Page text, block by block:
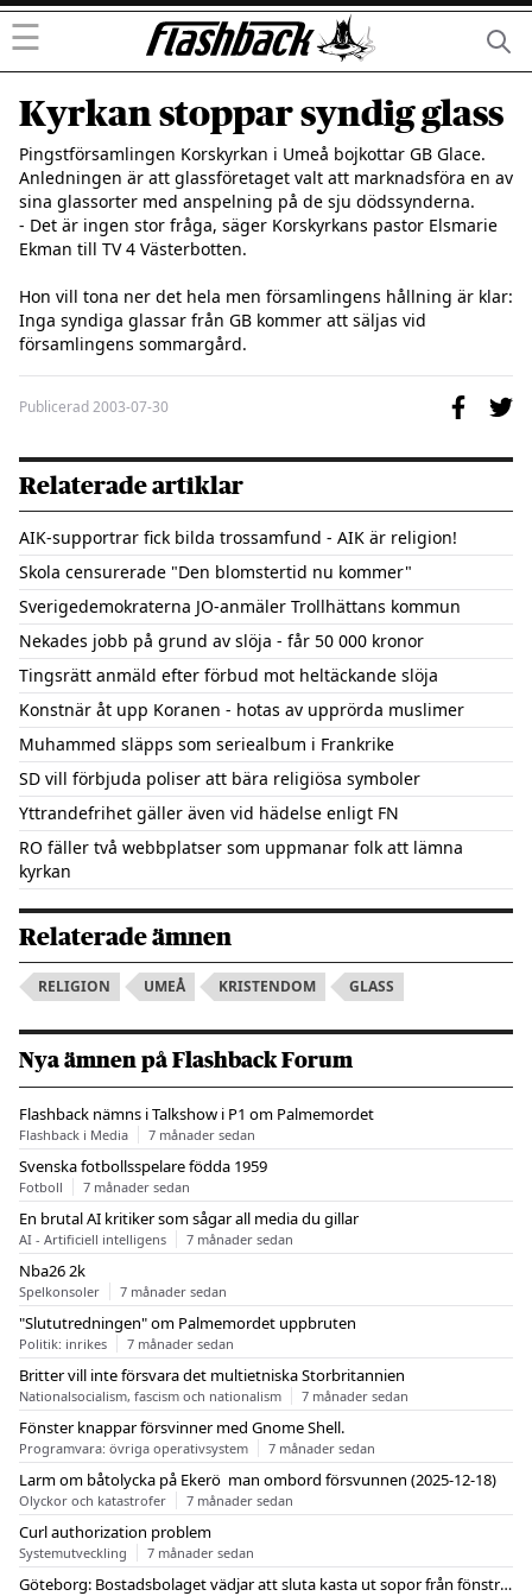
☰
Kyrkan stoppar syndig glass
Pingstförsamlingen Korskyrkan i Umeå bojkottar GB Glace.
Anledningen är att glassföretaget valt att marknadsföra en av
sina glassorter med anspelning på de sju dödssynderna.
- Det är ingen stor fråga, säger Korskyrkans pastor Elsmarie
Ekman till TV 4 Västerbotten.
Hon vill tona ner det hela men församlingens hållning är klar:
Inga syndiga glassar från GB kommer att säljas vid
församlingens sommargård.
Publicerad2003-07-30
Relaterade artiklar
AIK-supportrar fick bilda trossamfund - AIK är religion!
Skola censurerade "Den blomstertid nu kommer"
Sverigedemokraterna JO-anmäler Trollhättans kommun
Nekades jobb på grund av slöja - får 50 000 kronor
Tingsrätt anmäld efter förbud mot heltäckande slöja
Konstnär åt upp Koranen - hotas av upprörda muslimer
Muhammed släpps som seriealbum i Frankrike
SD vill förbjuda poliser att bära religiösa symboler
Yttrandefrihet gäller även vid hädelse enligt FN
RO fäller två webbplatser som uppmanar folk att lämna
kyrkan
Relaterade ämnen
RELIGION UMEÅ KRISTENDOM GLASS
Nya ämnen på Flashback Forum
Flashback nämns i Talkshow i P1 om Palmemordet
Flashback i Media 7 månader sedan
Svenska fotbollsspelare födda 1959
Fotboll 7 månader sedan
En brutal AI kritiker som sågar all media du gillar
AI - Artificiell intelligens 7 månader sedan
Nba26 2k
Spelkonsoler 7 månader sedan
"Slututredningen" om Palmemordet uppbruten
Politik: inrikes 7 månader sedan
Britter vill inte försvara det multietniska Storbritannien
Nationalsocialism, fascism och nationalism 7 månader sedan
Fönster knappar försvinner med Gnome Shell.
Programvara: övriga operativsystem 7 månader sedan
Larm om båtolycka på Ekerö  man ombord försvunnen (2025-12-18)
Olyckor och katastrofer 7 månader sedan
Curl authorization problem
Systemutveckling 7 månader sedan
Göteborg: Bostadsbolaget vädjar att sluta kasta ut sopor från fönstren